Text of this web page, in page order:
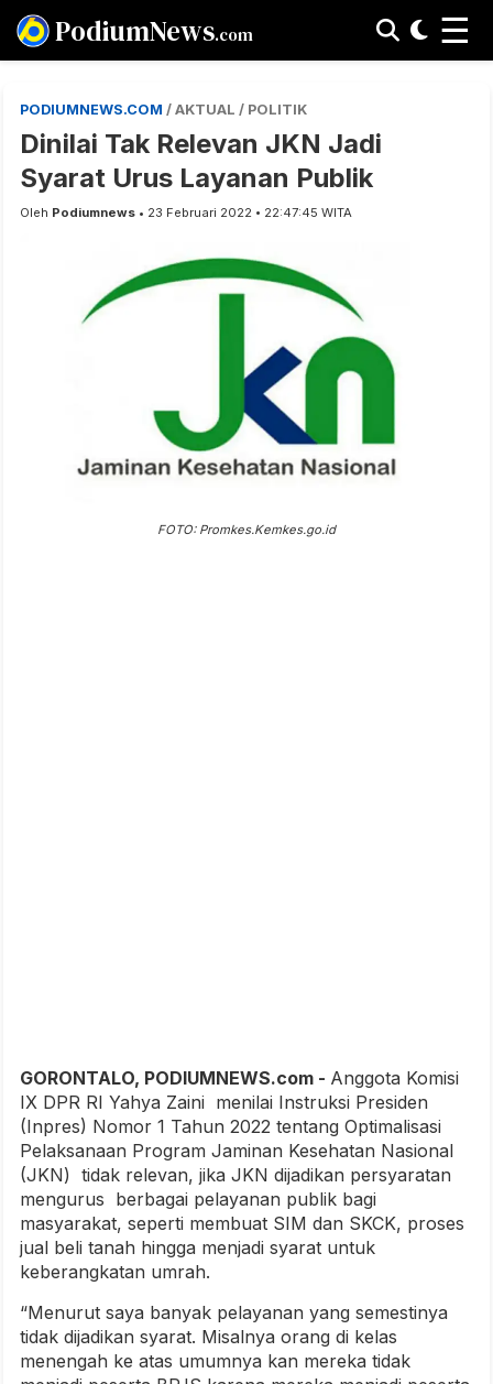
PodiumNews.com ☰
PODIUMNEWS.COM / AKTUAL / POLITIK
Dinilai Tak Relevan JKN Jadi
Syarat Urus Layanan Publik
Oleh Podiumnews • 23 Februari 2022 • 22:47:45 WITA
FOTO: Promkes.Kemkes.go.id
GORONTALO, PODIUMNEWS.com - Anggota Komisi
IX DPR RI Yahya Zaini menilai Instruksi Presiden
(Inpres) Nomor 1 Tahun 2022 tentang Optimalisasi
Pelaksanaan Program Jaminan Kesehatan Nasional
(JKN) tidak relevan, jika JKN dijadikan persyaratan
mengurus berbagai pelayanan publik bagi
masyarakat, seperti membuat SIM dan SKCK, proses
jual beli tanah hingga menjadi syarat untuk
keberangkatan umrah.
“Menurut saya banyak pelayanan yang semestinya
tidak dijadikan syarat. Misalnya orang di kelas
menengah ke atas umumnya kan mereka tidak